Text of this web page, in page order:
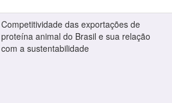
Competitividade das exportações de
proteína animal do Brasil e sua relação
com a sustentabilidade